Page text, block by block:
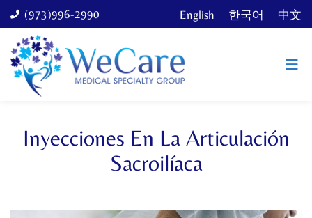
(973)996-2990 English 한국어 中文
Inyecciones En La Articulación
Sacroilíaca